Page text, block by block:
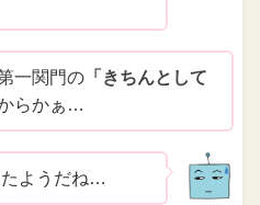
一関門の 「きちんとして
らかぁ…
ようだね…